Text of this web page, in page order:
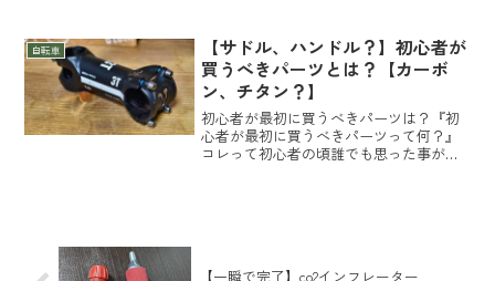
ます。【お手軽バッグ 中容量】トピー
ク ミッドローダー 4.5...
自転車
【サドル、ハンドル？】初心者が
買うべきパーツとは？【カーボ
ン、チタン？】
初心者が最初に買うべきパーツは？『初
心者が最初に買うべきパーツって何？』
コレって初心者の頃誰でも思った事があ
【一瞬で完了】co2インフレーター